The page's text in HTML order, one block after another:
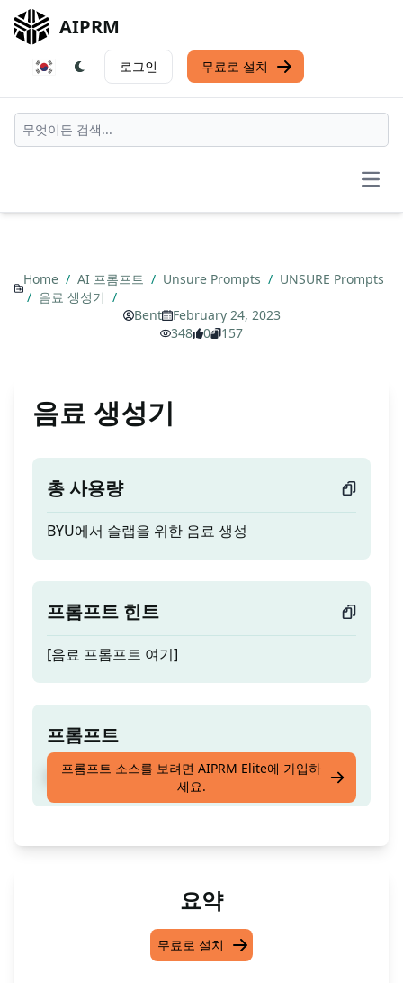
AIPRM
로그인 무료로 설치
Home / AI 프롬프트 / Unsure Prompts / UNSURE Prompts
/ 음료 생성기 /
Bent
February 24, 2023
348
0 157
음료 생성기
총 사용량
BYU에서 슬랩을 위한 음료 생성
프롬프트 힌트
[음료 프롬프트 여기]
프롬프트
BYU에서 슬랩을 위한 음료 생성
프롬프트 소스를 보려면 AIPRM Elite에 가입하
세요.
요약
무료로 설치